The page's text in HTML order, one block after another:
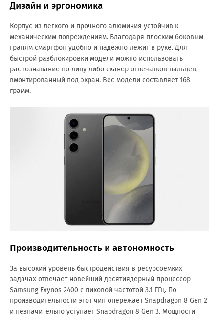
Дизайн и эргономика
Корпус из легкого и прочного алюминия устойчив к
механическим повреждениям. Благодаря плоским боковым
граням смартфон удобно и надежно лежит в руке. Для
быстрой разблокировки модели можно использовать
распознавание по лицу либо сканер отпечатков пальцев,
вмонтированный под экран. Вес модели составляет 168
грамм.
Производительность и автономность
За высокий уровень быстродействия в ресурсоемких
задачах отвечает новейший десятиядерный процессор
Samsung Exynos 2400 с пиковой частотой 3.1 ГГц. По
производительности этот чип опережает Snapdragon 8 Gen 2
и незначительно уступает Snapdragon 8 Gen 3. Мощности